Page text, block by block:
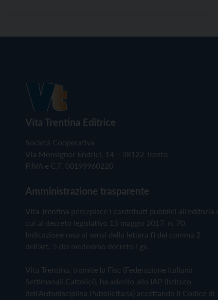
Vita Trentina Editrice
Società Cooperativa
Via Monsignor Endrici, 14 – 38122 Trento
P.IVA e C.F. 00199960220
Amministrazione trasparente
Vita Trentina percepisce i contributi pubblici all'editoria
cui al decreto legislativo 15 maggio 2017, n. 70.
Indicazione resa ai sensi della lettera f) del comma 2
dell'art. 5 del medesimo decreto Lgs.
Vita Trentina, tramite la Fisc (Federazione Italiana
Settimanali Cattolici), ha aderito allo IAP (Istituto
dell'Autodisciplina Pubblicitaria) accettando il Codice di